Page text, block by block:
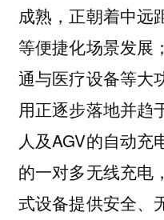
成熟，正朝着中远
等便捷化场景发展
通与医疗设备等大
用正逐步落地并趋
人及AGV的自动
的一对多无线充电
式设备提供安全、